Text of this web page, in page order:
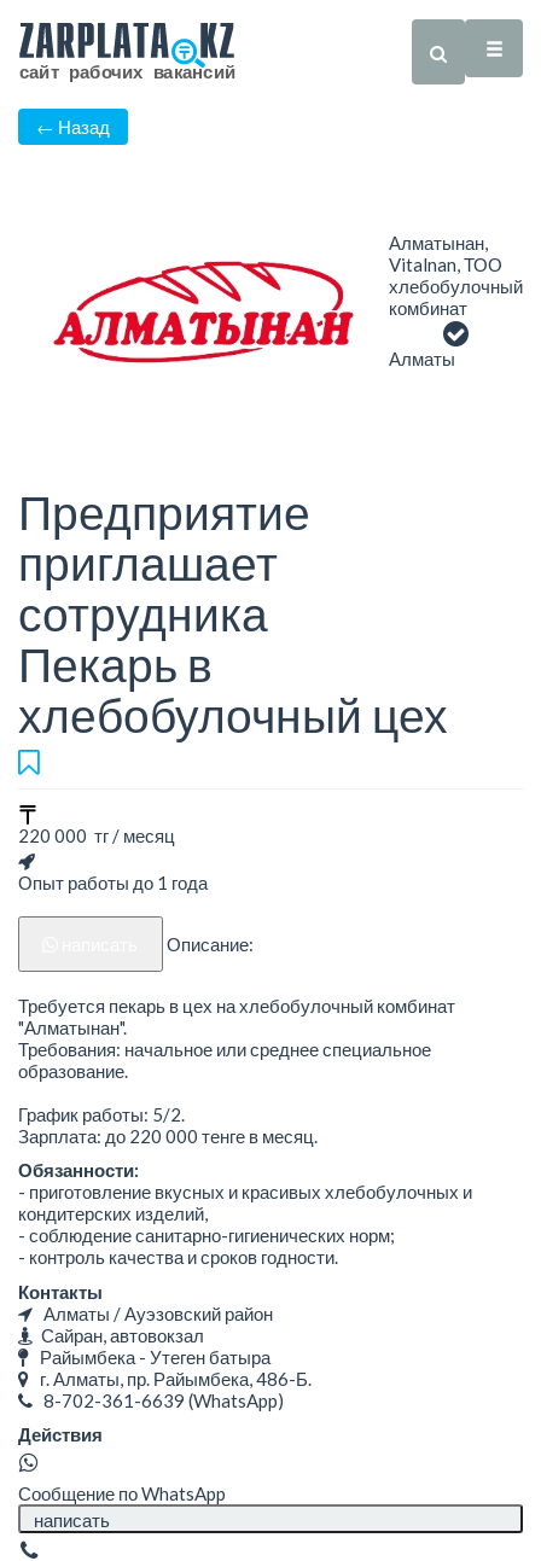
← Назад
Алматынан,
Vitalnan, ТОО
хлебобулочный
комбинат
Алматы
Предприятие
приглашает
сотрудника
Пекарь в
хлебобулочный цех
220 000 тг / месяц
Опыт работы до 1 года
Описание:
Требуется пекарь в цех на хлебобулочный комбинат
"Алматынан".
Требования: начальное или среднее специальное
образование.
График работы: 5/2.
Зарплата: до 220 000 тенге в месяц.
Обязанности:
- приготовление вкусных и красивых хлебобулочных и
кондитерских изделий,
- соблюдение санитарно-гигиенических норм;
- контроль качества и сроков годности.
Контакты
Алматы / Ауэзовский район
Сайран, автовокзал
Райымбека - Утеген батыра
г. Алматы, пр. Райымбека, 486-Б.
8-702-361-6639 (WhatsApp)
Действия
Сообщение по WhatsApp
написать